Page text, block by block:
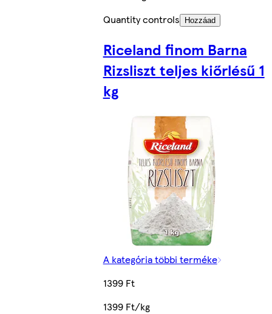
Quantity controls
Hozzáad
Riceland finom Barna
Rizsliszt teljes kiőrlésű 1
kg
A kategória többi terméke
1399 Ft
1399 Ft/kg